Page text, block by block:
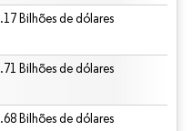
Bilhões de dólares
Bilhões de dólares
Bilhões de dólares